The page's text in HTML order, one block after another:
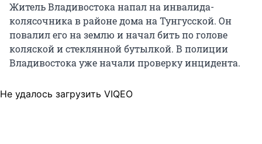
Житель Владивостока напал на инвалида-
колясочника в районе дома на Тунгусской. Он
повалил его на землю и начал бить по голове
коляской и стеклянной бутылкой. В полиции
Владивостока уже начали проверку инцидента.
Не удалось загрузить VIQEO